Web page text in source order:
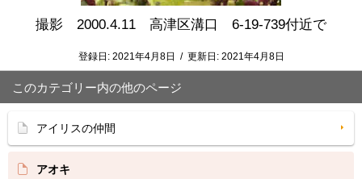
撮影 2000.4.11 高津区溝口 6-19-739付近で
登録日: 2021年4月8日 / 更新日: 2021年4月8日
このカテゴリー内の他のページ
アイリスの仲間
アオキ